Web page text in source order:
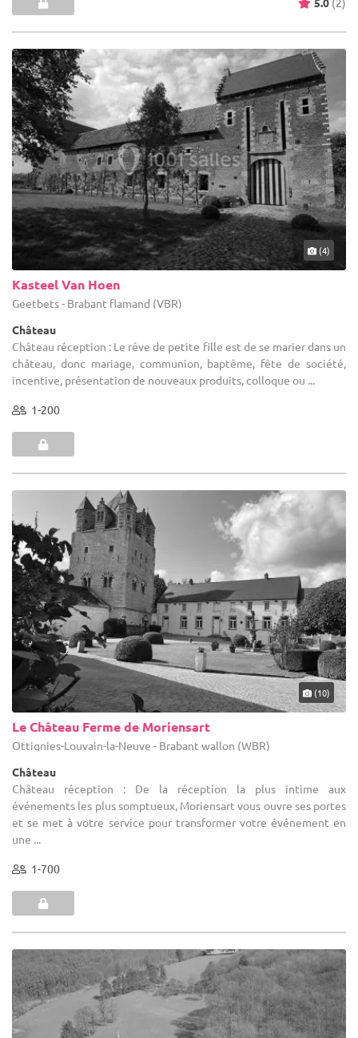
(4)
Kasteel Van Hoen
Geetbets - Brabant flamand (VBR)
Château
Château réception : Le rêve de petite fille est de se marier dans un
château, donc mariage, communion, baptême, fête de société,
incentive, présentation de nouveaux produits, colloque ou ...
1-200
(10)
Le Château Ferme de Moriensart
Ottignies-Louvain-la-Neuve - Brabant wallon (WBR)
Château
Château réception : De la réception la plus intime aux
événements les plus somptueux, Moriensart vous ouvre ses portes
et se met à votre service pour transformer votre événement en
une ...
1-700